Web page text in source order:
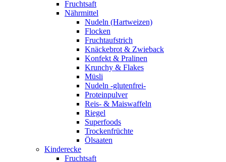
Fruchtsaft
Nährmittel
Nudeln (Hartweizen)
Flocken
Fruchtaufstrich
Knäckebrot & Zwieback
Konfekt & Pralinen
Krunchy & Flakes
Müsli
Nudeln -glutenfrei-
Proteinpulver
Reis- & Maiswaffeln
Riegel
Superfoods
Trockenfrüchte
Ölsaaten
Kinderecke
Fruchtsaft